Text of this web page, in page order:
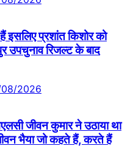
इसलिए प्रशांत किशोर को
उपचुनाव रिजल्ट के बाद
2026
जीवन कुमार ने उठाया था
भैया जो कहते हैं, करते हैं